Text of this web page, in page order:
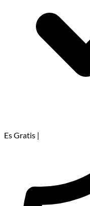
Es Gratis |